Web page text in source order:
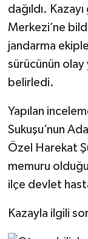
dağıldı.
Merkezi’ne
jandarma
sürücünün olay
belirledi.
Yapılan
Sukuşu’nun
Özel Harekat
memuru
ilçe devlet
Kazayla ilgili